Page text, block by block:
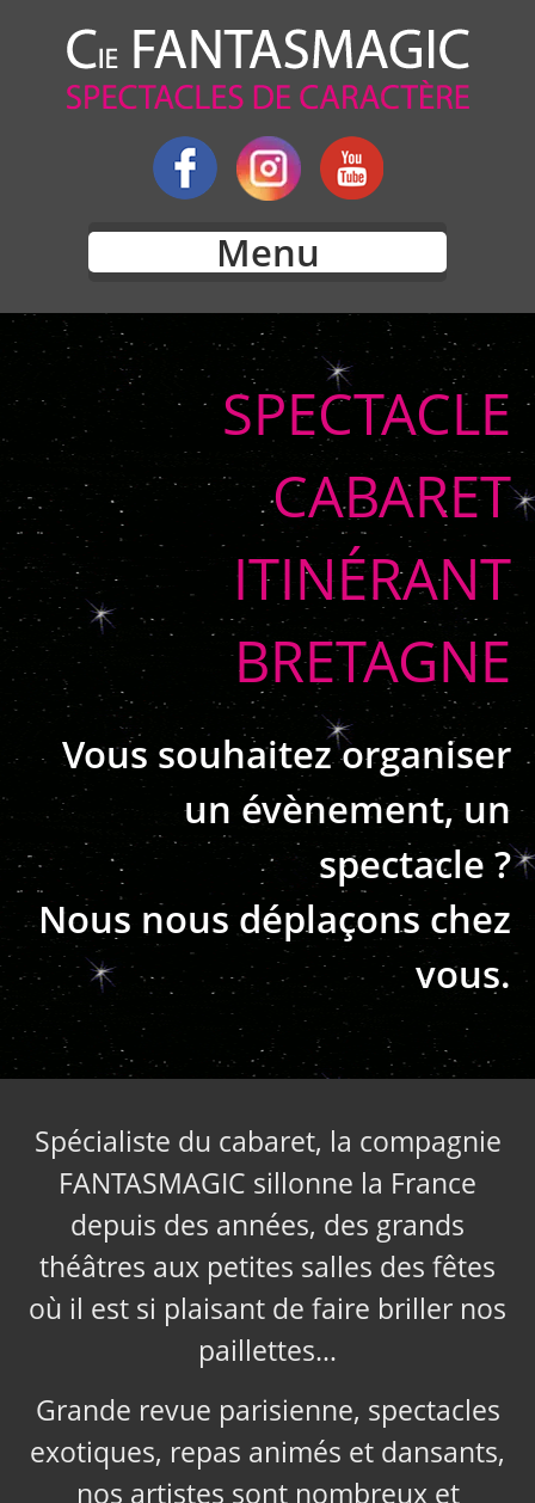
Menu
SPECTACLE
CABARET
ITINÉRANT
BRETAGNE
Vous souhaitez organiser
un évènement, un
spectacle ?
Nous nous déplaçons chez
vous.
Spécialiste du cabaret, la compagnie
FANTASMAGIC sillonne la France
depuis des années, des grands
théâtres aux petites salles des fêtes
où il est si plaisant de faire briller nos
paillettes…
Grande revue parisienne, spectacles
exotiques, repas animés et dansants,
nos artistes sont nombreux et